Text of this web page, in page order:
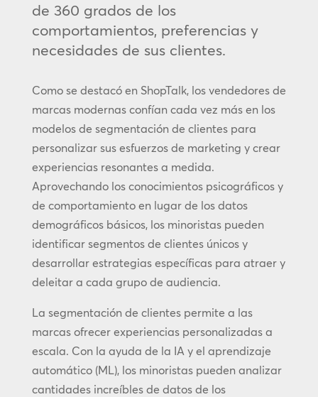
de 360 grados de los
comportamientos, preferencias y
necesidades de sus clientes.
Como se destacó en ShopTalk, los vendedores de
marcas modernas confían cada vez más en los
modelos de segmentación de clientes para
personalizar sus esfuerzos de marketing y crear
experiencias resonantes a medida.
Aprovechando los conocimientos psicográficos y
de comportamiento en lugar de los datos
demográficos básicos, los minoristas pueden
identificar segmentos de clientes únicos y
desarrollar estrategias específicas para atraer y
deleitar a cada grupo de audiencia.
La segmentación de clientes permite a las
marcas ofrecer experiencias personalizadas a
escala. Con la ayuda de la IA y el aprendizaje
automático (ML), los minoristas pueden analizar
cantidades increíbles de datos de los